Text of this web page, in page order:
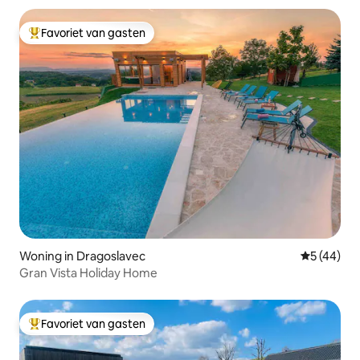
Topfavoriet van gasten
Favoriet van gasten
Woning in Dragoslavec
5 (44)
Gran Vista Holiday Home
Topfavoriet van gasten
Favoriet van gasten